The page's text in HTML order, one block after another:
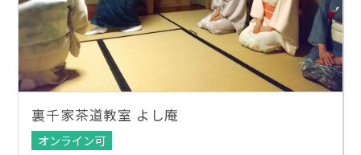
裏千家茶道教室 よし庵
オンライン可